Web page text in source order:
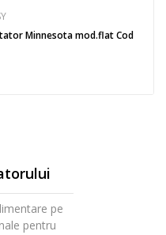
Minnesota mod.flat Cod
pe
pentru